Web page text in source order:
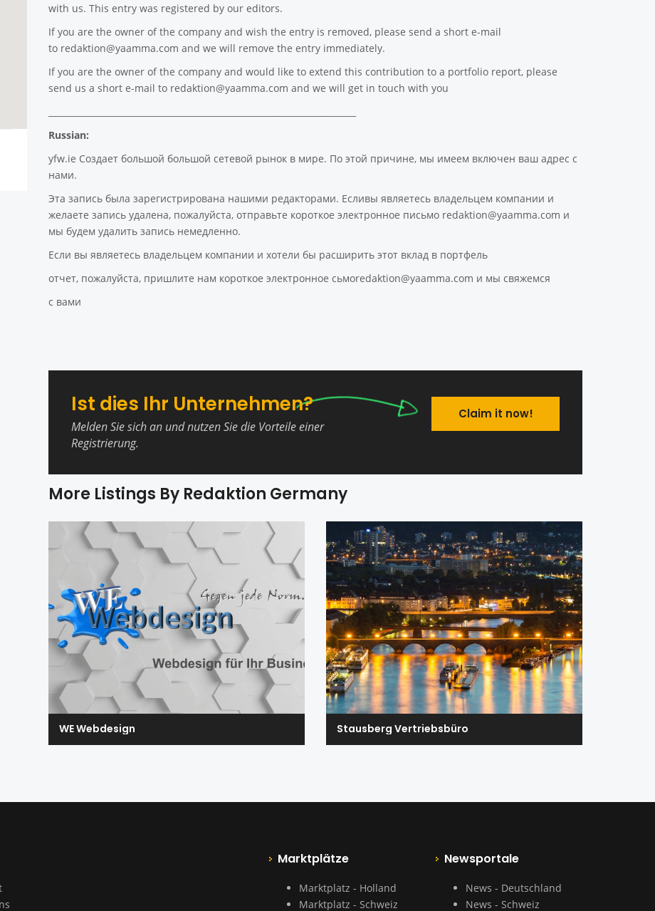
with us. This entry was registered by our editors.
If you are the owner of the company and wish the entry is removed, please send a short e-mail
to redaktion@yaamma.com and we will remove the entry immediately.
If you are the owner of the company and would like to extend this contribution to a portfolio report, please
send us a short e-mail to redaktion@yaamma.com and we will get in touch with you
Russian:
yfw.ie Создает большой большой сетевой рынок в мире. По этой причине, мы имеем включен ваш адрес с
нами.
Эта запись была зарегистрирована нашими редакторами. Есливы являетесь владельцем компании и
желаете запись удалена, пожалуйста, отправьте короткое электронное письмо redaktion@yaamma.com и
мы будем удалить запись немедленно.
Если вы являетесь владельцем компании и хотели бы расширить этот вклад в портфель
отчет, пожалуйста, пришлите нам короткое электронное сьмоredaktion@yaamma.com и мы свяжемся
с вами
Ist dies Ihr Unternehmen?
Melden Sie sich an und nutzen Sie die Vorteile einer
Registrierung.
Claim it now!
More Listings By Redaktion Germany
WE Webdesign Stausberg Vertriebsbüro
Marktplätze
Marktplatz - Holland
Marktplatz - Schweiz
Newsportale
News - Deutschland
News - Schweiz